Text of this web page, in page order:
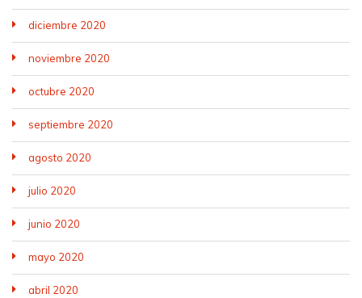
diciembre 2020
noviembre 2020
octubre 2020
septiembre 2020
agosto 2020
julio 2020
junio 2020
mayo 2020
abril 2020